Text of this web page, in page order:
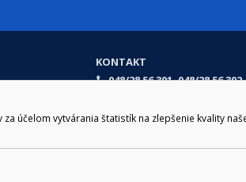
účelom vytvárania štatistík na zlepšenie kvality
KONTAKT
048/28 56 301, 048/28 56 302